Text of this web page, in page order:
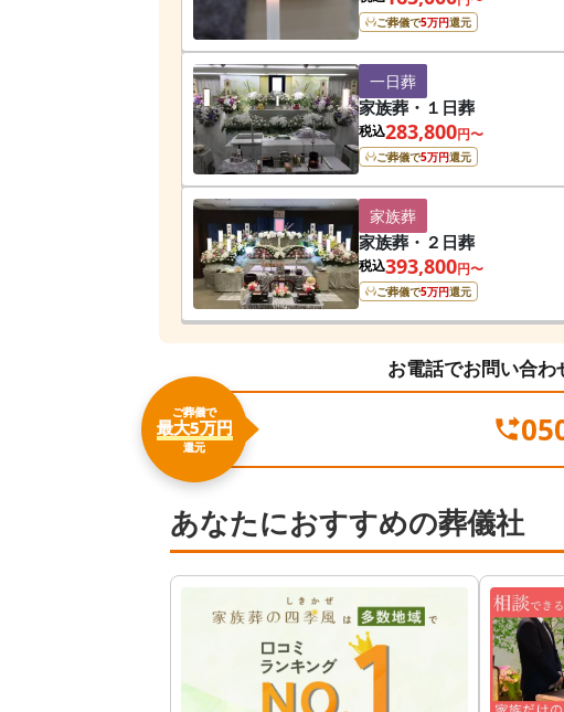
ご葬儀で5万円還元
一日葬
家族葬・１日葬
税込283,800円〜
ご葬儀で5万円還元
家族葬
家族葬・２日葬
税込393,800円〜
ご葬儀で5万円還元
お電話でお問い合わ
ご葬儀で
最大5万円
還元
あなたにおすすめの葬儀社